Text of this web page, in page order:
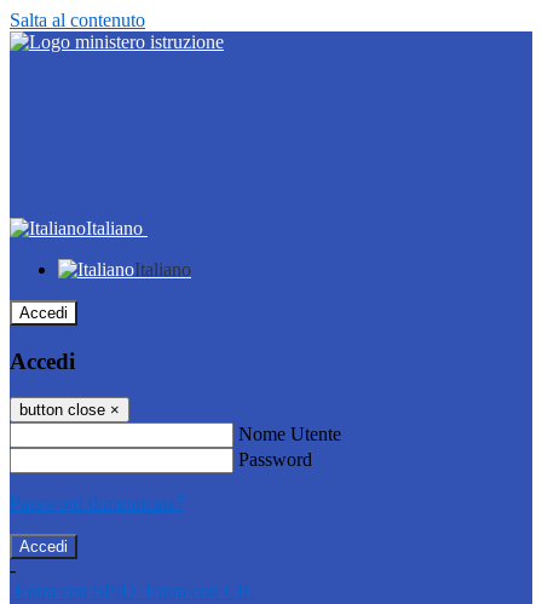
Salta al contenuto
Italiano
Italiano
Accedi
Accedi
button close ×
Nome Utente
Password
Password dimenticata?
-
Entra con SPID Entra con CIE